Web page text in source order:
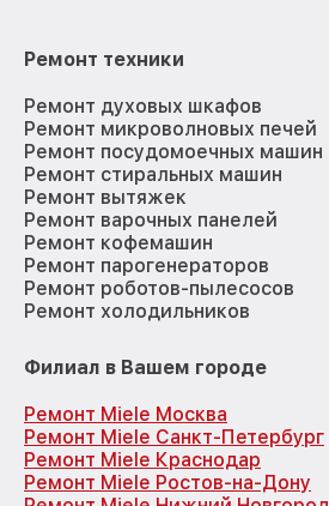
Ремонт техники
Ремонт духовых шкафов
Ремонт микроволновых печей
Ремонт посудомоечных машин
Ремонт стиральных машин
Ремонт вытяжек
Ремонт варочных панелей
Ремонт кофемашин
Ремонт парогенераторов
Ремонт роботов-пылесосов
Ремонт холодильников
Филиал в Вашем городе
Ремонт Miele Москва
Ремонт Miele Санкт-Петербург
Ремонт Miele Краснодар
Ремонт Miele Ростов-на-Дону